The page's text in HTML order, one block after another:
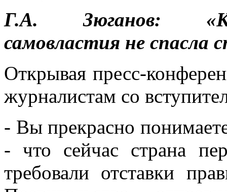
Г.А. Зюганов:
самовластия не спасла
Открывая пресс-
журналистам со
- Вы прекрасно
- что сейчас страна
требовали отставки